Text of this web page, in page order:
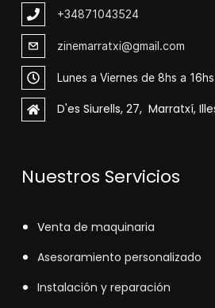
+34871043524
zinemarratxi@gmail.com
Lunes a Viernes de 8hs a 16hs
D'es Siurells, 27, Marratxí,
Nuestros Servicios
Venta de maquinaria
Asesoramiento personalizado
Instalación y reparación